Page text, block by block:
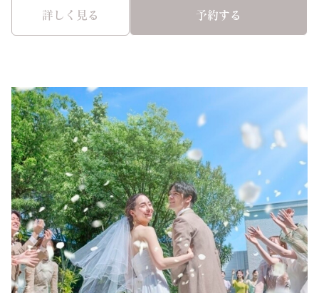
詳しく見る 予約する